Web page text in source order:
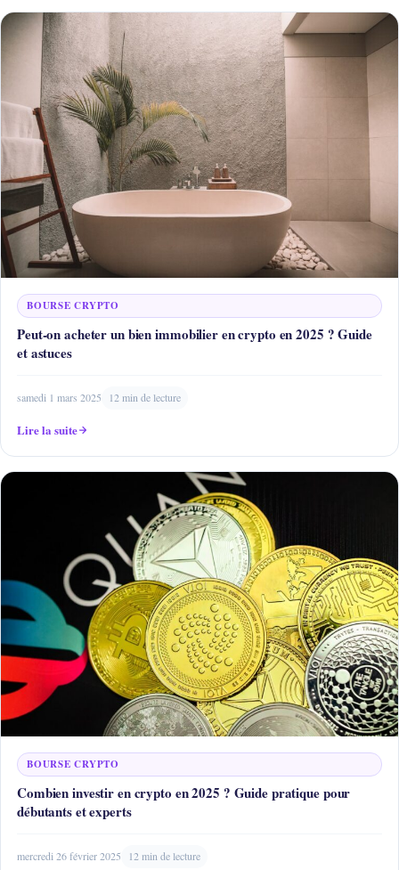
BOURSE CRYPTO
Peut-on acheter un bien immobilier en crypto en 2025 ? Guide
et astuces
samedi 1 mars 2025 12 min de lecture
Lire la suite
BOURSE CRYPTO
Combien investir en crypto en 2025 ? Guide pratique pour
débutants et experts
mercredi 26 février 2025 12 min de lecture